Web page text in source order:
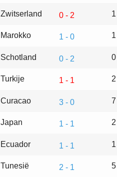
Zwitserland 0 - 2
Marokko 1 - 0
Schotland 0 - 2
Turkije 1 - 1
Curacao 3 - 0
Japan 1 - 1
Ecuador 1 - 1
Tunesië 2 - 1